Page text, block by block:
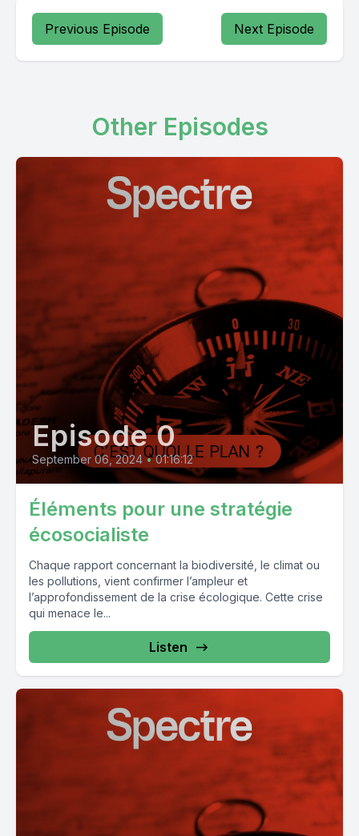
Previous Episode Next Episode
Other Episodes
Episode 0
September 06, 2024 • 01:16:12
Éléments pour une stratégie
écosocialiste
Chaque rapport concernant la biodiversité, le climat ou
les pollutions, vient confirmer l’ampleur et
l’approfondissement de la crise écologique. Cette crise
qui menace le...
Listen